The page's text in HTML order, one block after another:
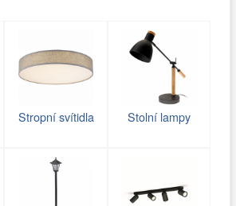
Stropní svítidla Stolní lampy